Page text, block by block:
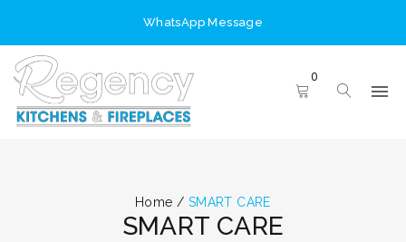
WhatsApp Message
0
Home / SMART CARE
SMART CARE